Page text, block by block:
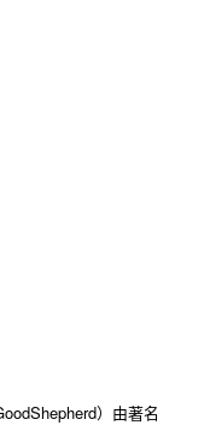
） 由著名